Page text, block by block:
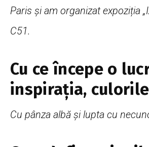
Paris și am organizat expoziția
C51.
Cu ce începe o
inspirația,
Cu pânza albă și lupta cu